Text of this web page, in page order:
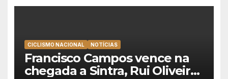
CICLISMO NACIONAL NOTÍCIAS
Francisco Campos vence na
chegada a Sintra, Rui Oliveira